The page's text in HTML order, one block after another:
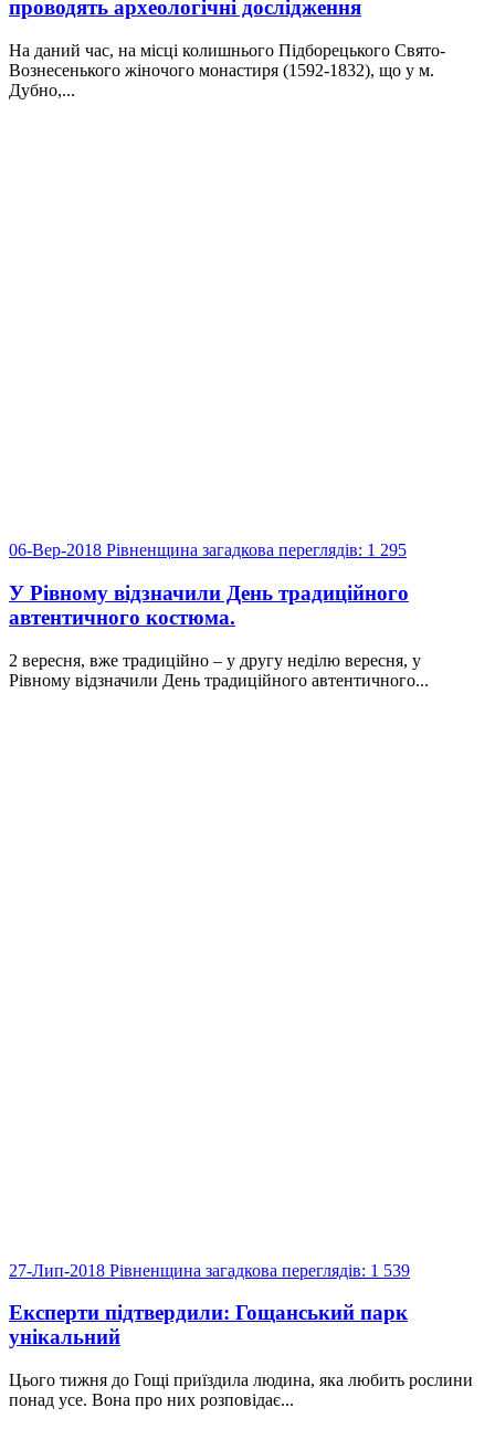
проводять археологічні дослідження
На даний час, на місці колишнього Підборецького Свято-
Вознесенького жіночого монастиря (1592-1832), що у м.
Дубно,...
06-Вер-2018 Рівненщина загадкова переглядів: 1 295
У Рівному відзначили День традиційного
автентичного костюма.
2 вересня, вже традиційно – у другу неділю вересня, у
Рівному відзначили День традиційного автентичного...
27-Лип-2018 Рівненщина загадкова переглядів: 1 539
Експерти підтвердили: Гощанський парк
унікальний
Цього тижня до Гощі приїздила людина, яка любить рослини
понад усе. Вона про них розповідає...